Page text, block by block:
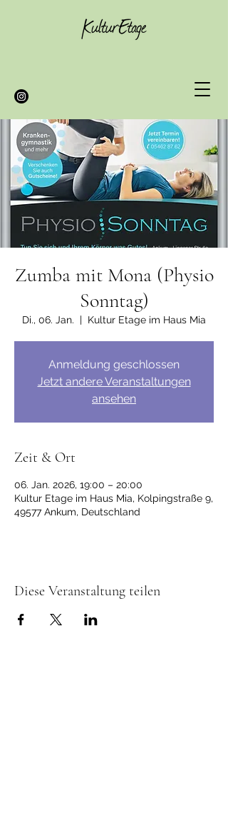
Zumba mit Mona (Physio
Sonntag)
Di., 06. Jan.
  |
Kultur Etage im Haus Mia
Anmeldung geschlossen
Jetzt andere Veranstaltungen
ansehen
Zeit & Ort
06. Jan. 2026, 19:00 – 20:00
Kultur Etage im Haus Mia, Kolpingstraße 9,
49577 Ankum, Deutschland
Diese Veranstaltung teilen